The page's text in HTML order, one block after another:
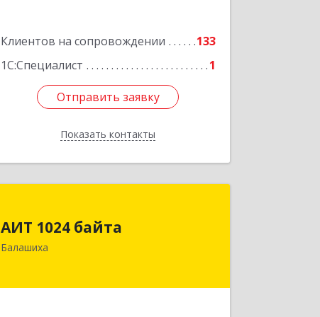
Клиентов на сопровождении
133
1С:Специалист
1
Отправить заявку
Показать контакты
Отправить заявку
Назад
АИТ 1024 байта
Балашиха
Солнечная ул, дом № 23, кв.104
Подробнее